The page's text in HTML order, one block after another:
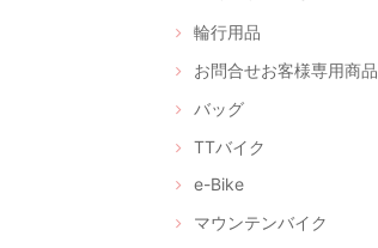
輪行用品
お問合せお客様専用商品
バッグ
TTバイク
e-Bike
マウンテンバイク